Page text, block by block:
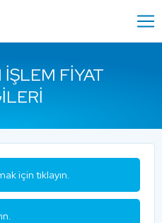
FIYAT
için tıklayın.